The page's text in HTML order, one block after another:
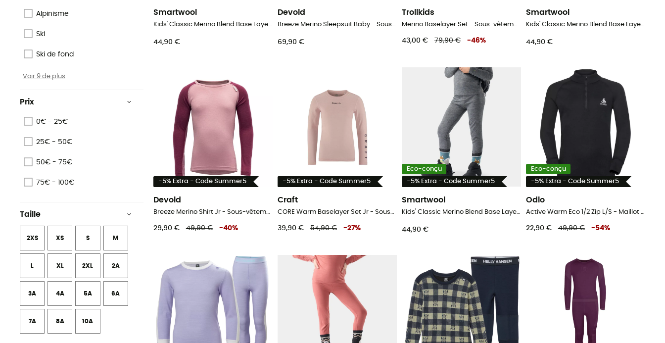
Alpinisme
Ski
Ski de fond
Voir 9 de plus
Prix
0€ - 25€
25€ - 50€
50€ - 75€
75€ - 100€
Taille
2XS XS S M
L XL 2XL 2A
3A 4A 5A 6A
7A 8A 10A
Smartwool
Kids' Classic Merino Blend Base Layer Crew Boxed - Sous-vêtement mérinos enfant
44,90 €
Devold
Breeze Merino Sleepsuit Baby - Sous-vêtement mérinos enfant
69,90 €
Trollkids
Merino Baselayer Set - Sous-vêtement mérinos enfant
43,00 € 79,90 € -46%
Smartwool
Kids' Classic Merino Blend Base Layer Crew Boxed - Sous-vêtement mérinos enfant
44,90 €
-5% Extra - Code Summer5
Devold
Breeze Merino Shirt Jr - Sous-vêtement mérinos enfant
29,90 € 49,90 € -40%
-5% Extra - Code Summer5
Craft
CORE Warm Baselayer Set Jr - Sous-vêtement thermique enfant
39,90 € 54,90 € -27%
Eco-conçu
-5% Extra - Code Summer5
Smartwool
Kids' Classic Merino Blend Base Layer Bottom Boxed - Sous-vêtement mérinos enfant
44,90 €
Eco-conçu
-5% Extra - Code Summer5
Odlo
Active Warm Eco 1/2 Zip L/S - Maillot thermique enfant
22,90 € 49,90 € -54%